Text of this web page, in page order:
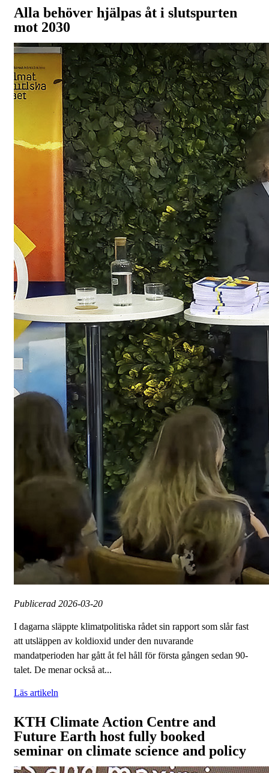
Alla behöver hjälpas åt i slutspurten
mot 2030
Publicerad 2026-03-20
I dagarna släppte klimatpolitiska rådet sin rapport som slår fast
att utsläppen av koldioxid under den nuvarande
mandatperioden har gått åt fel håll för första gången sedan 90-
talet. De menar också at...
Läs artikeln
KTH Climate Action Centre and
Future Earth host fully booked
seminar on climate science and policy